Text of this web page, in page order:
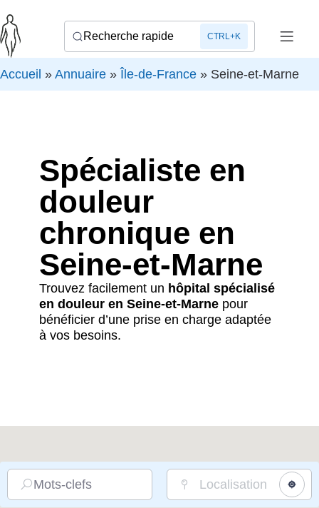
Recherche rapide CTRL+K
Accueil » Annuaire » Île-de-France » Seine-et-Marne
Spécialiste en
douleur
chronique en
Seine-et-Marne
Trouvez facilement un hôpital spécialisé
en douleur en Seine-et-Marne pour
bénéficier d’une prise en charge adaptée
à vos besoins.
Mots-clefs